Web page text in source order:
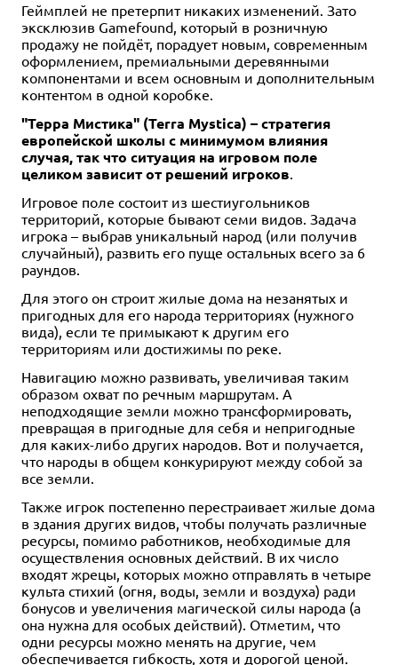
Война Кольца: Карточная
игра
4 490 ₽
Уведомить о наличии
Война Кольца: Карточная
игра. Мечи и Пламя
2 490 ₽
Хозяева ночи
3 отзыва
3 790 ₽
Уведомить о наличии
Геймплей не претерпит никаких изменений. Зато
эксклюзив Gamefound, который в розничную
продажу не пойдёт, порадует новым, современным
оформлением, премиальными деревянными
компонентами и всем основным и дополнительным
контентом в одной коробке.
"Терра Мистика" (Terra Mystica) – стратегия
европейской школы с минимумом влияния
случая, так что ситуация на игровом поле
целиком зависит от решений игроков.
Игровое поле состоит из шестиугольников
территорий, которые бывают семи видов. Задача
игрока – выбрав уникальный народ (или получив
случайный), развить его пуще остальных всего за 6
раундов.
Для этого он строит жилые дома на незанятых и
пригодных для его народа территориях (нужного
вида), если те примыкают к другим его
территориям или достижимы по реке.
Навигацию можно развивать, увеличивая таким
образом охват по речным маршрутам. А
неподходящие земли можно трансформировать,
превращая в пригодные для себя и непригодные
для каких-либо других народов. Вот и получается,
что народы в общем конкурируют между собой за
все земли.
Также игрок постепенно перестраивает жилые дома
в здания других видов, чтобы получать различные
ресурсы, помимо работников, необходимые для
осуществления основных действий. В их число
входят жрецы, которых можно отправлять в четыре
культа стихий (огня, воды, земли и воздуха) ради
бонусов и увеличения магической силы народа (а
она нужна для особых действий). Отметим, что
одни ресурсы можно менять на другие, чем
обеспечивается гибкость, хотя и дорогой ценой.